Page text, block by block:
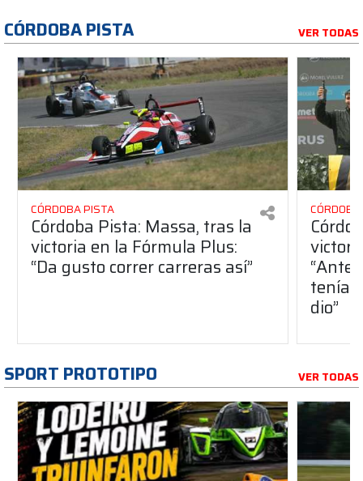
CÓRDOBA PISTA VER TODAS
CÓRDOBA PISTA
Córdoba Pista: Massa, tras la
victoria en la Fórmula Plus:
“Da gusto correr carreras así”
dio”
SPORT PROTOTIPO VER TODAS